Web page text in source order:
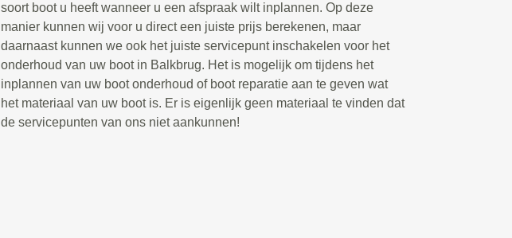
soort boot u heeft wanneer u een afspraak wilt inplannen. Op deze
manier kunnen wij voor u direct een juiste prijs berekenen, maar
daarnaast kunnen we ook het juiste servicepunt inschakelen voor het
onderhoud van uw boot in Balkbrug. Het is mogelijk om tijdens het
inplannen van uw boot onderhoud of boot reparatie aan te geven wat
het materiaal van uw boot is. Er is eigenlijk geen materiaal te vinden dat
de servicepunten van ons niet aankunnen!